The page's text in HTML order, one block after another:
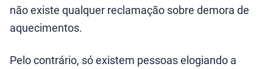
não existe qualquer reclamação sobre demora de
aquecimentos.
Pelo contrário, só existem pessoas elogiando a